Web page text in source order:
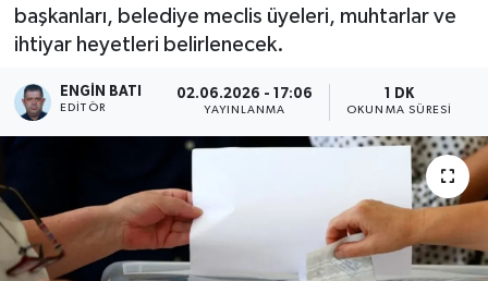
başkanları, belediye meclis üyeleri, muhtarlar ve
ihtiyar heyetleri belirlenecek.
ENGIN BATI
EDITÖR
02.06.2026 - 17:06
YAYINLANMA
1 DK
OKUNMA SÜRESI